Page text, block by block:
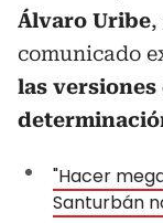
Álvaro Uribe,
comunicado
las
"Hacer
Santurbán